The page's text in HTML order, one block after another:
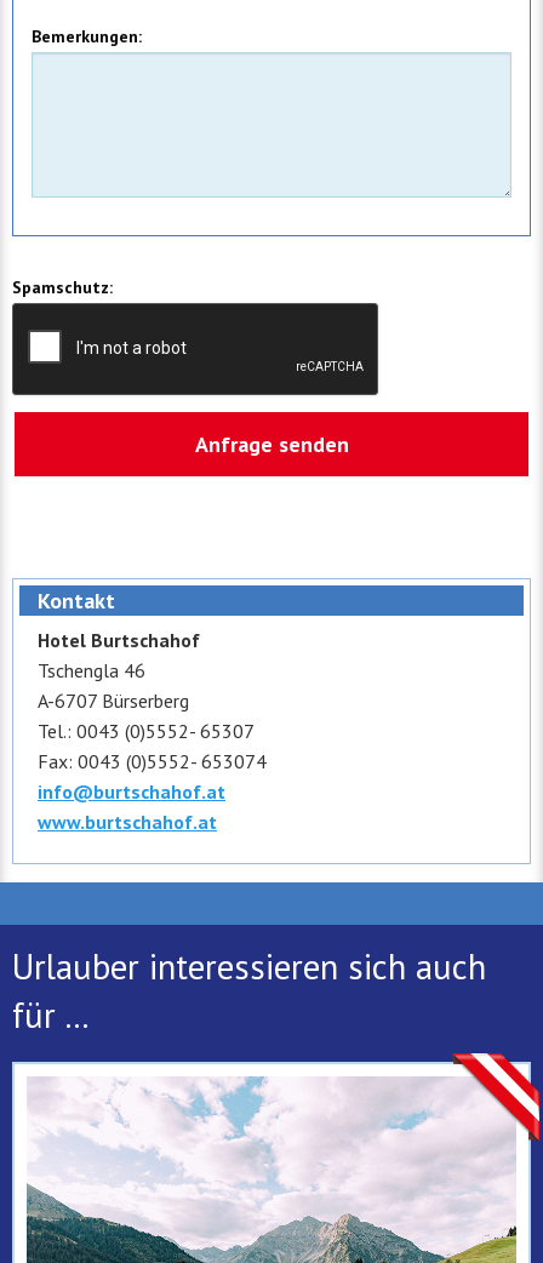
Bemerkungen:
Spamschutz:
Kontakt
Hotel Burtschahof
Tschengla 46
A-6707 Bürserberg
Tel.: 0043 (0)5552- 65307
Fax: 0043 (0)5552- 653074
info@burtschahof.at
www.burtschahof.at
Urlauber interessieren sich auch
für ...